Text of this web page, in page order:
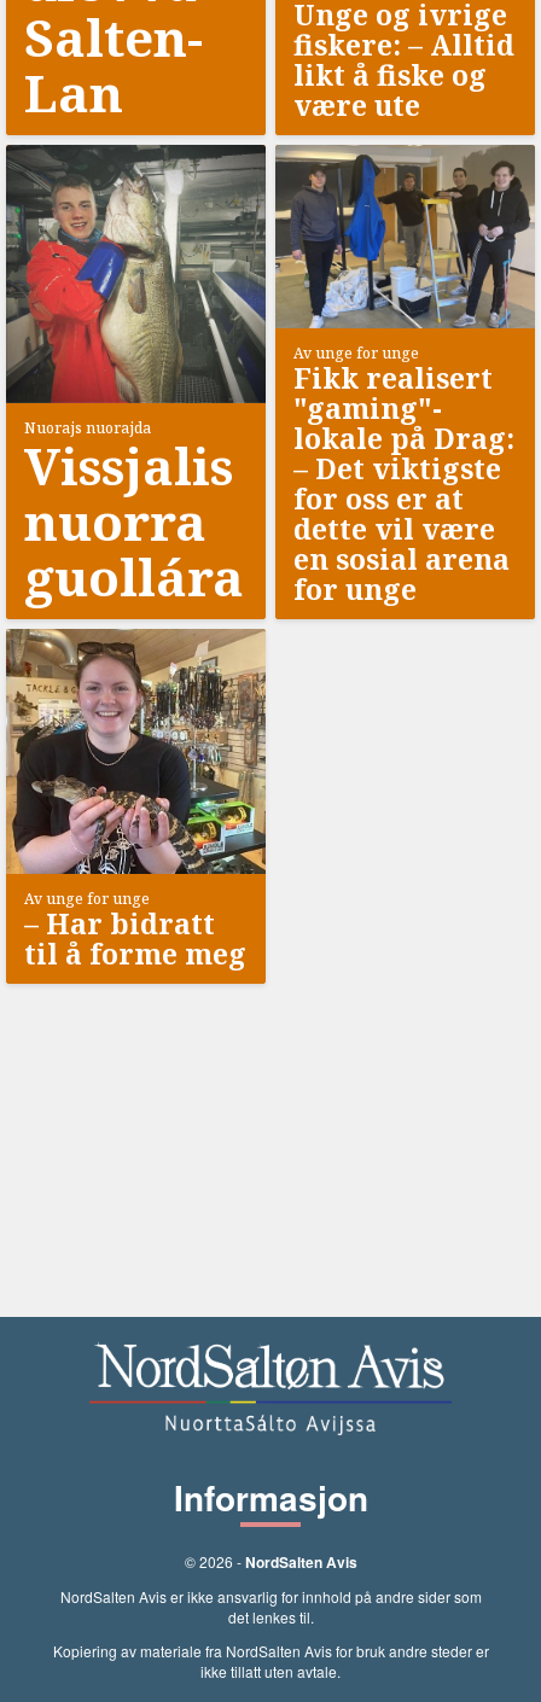
Salten-
Lan
Unge og ivrige
fiskere: –⁠ Alltid
likt å fiske og
være ute
Nuorajs nuorajda
Vissjalis
nuorra
guollára
Av unge for unge
Fikk realisert
"gaming"-
lokale på Drag:
–⁠ Det viktigste
for oss er at
dette vil være
en sosial arena
for unge
Av unge for unge
–⁠ Har bidratt
til å forme meg
Informasjon
© 2026 -NordSalten Avis
NordSalten Avis er ikke ansvarlig for innhold på andre sider som
det lenkes til.
Kopiering av materiale fra NordSalten Avis for bruk andre steder er
ikke tillatt uten avtale.